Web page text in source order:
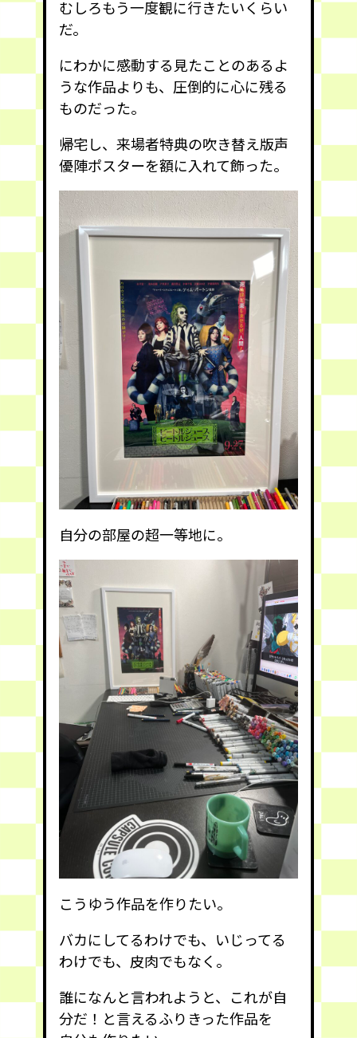
むしろもう一度観に行きたいくらい
だ。
にわかに感動する見たことのあるよ
うな作品よりも、圧倒的に心に残る
ものだった。
帰宅し、来場者特典の吹き替え版声
優陣ポスターを額に入れて飾った。
自分の部屋の超一等地に。
こうゆう作品を作りたい。
バカにしてるわけでも、いじってる
わけでも、皮肉でもなく。
誰になんと言われようと、これが自
分だ！と言えるふりきった作品を